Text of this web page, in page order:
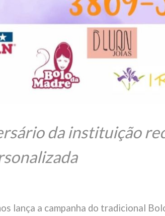
da instituição
lança a campanha do tradicional